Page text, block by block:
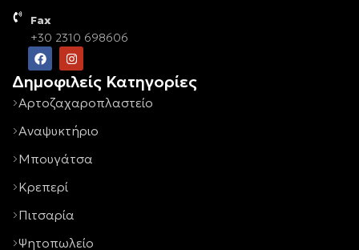
Fax
+30 2310 698606
Δημοφιλείς Κατηγορίες
Αρτοζαχαροπλαστείο
Αναψυκτήριο
Μπουγάτσα
Κρεπερί
Πιτσαρία
Ψητοπωλείο